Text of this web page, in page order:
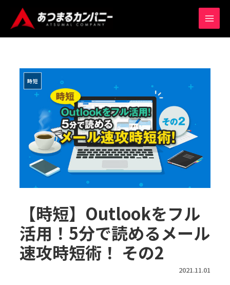
MAIN
【時短】Outlookをフル
活用！5分で読めるメール
速攻時短術！ その2
時短
2021.11.01